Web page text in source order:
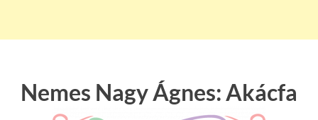
Nemes Nagy Ágnes: Akácfa